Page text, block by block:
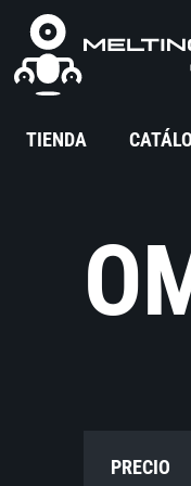
TIENDA
PRECIO